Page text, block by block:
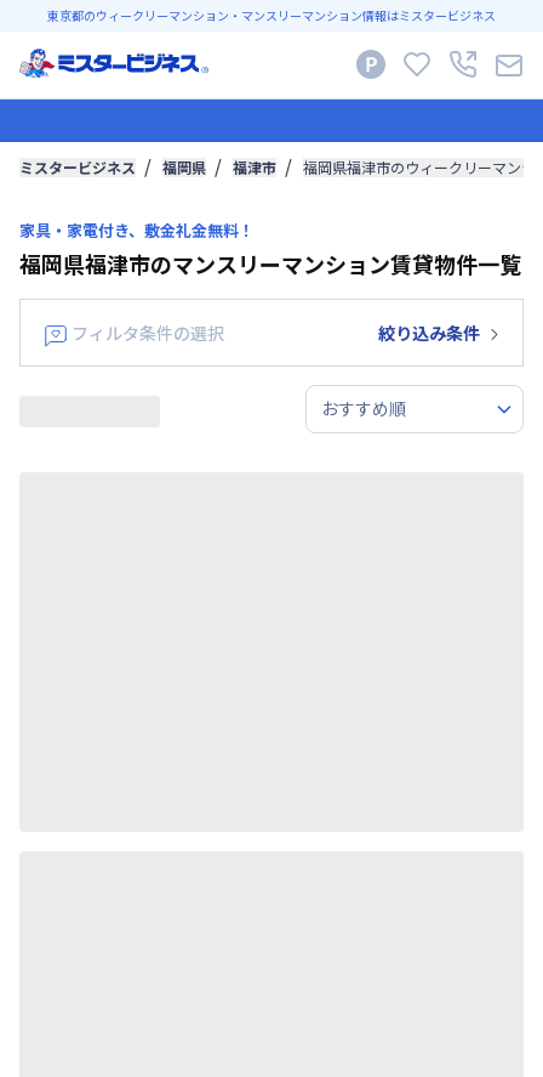
東京都のウィークリーマンション・マンスリーマンション情報はミスタービジネス
ミスタービジネス 福岡県 福津市 福岡県福津市のウィークリーマン
家具・家電付き、敷金礼金無料！
福岡県福津市のマンスリーマンション賃貸物件一覧
フィルタ条件の選択 絞り込み条件